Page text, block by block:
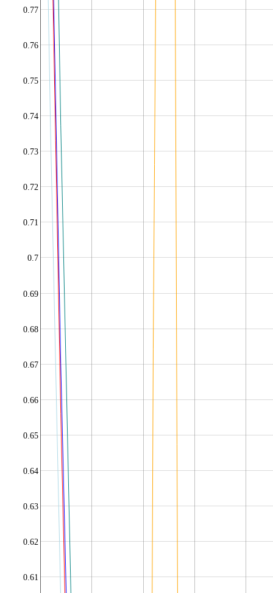
0.61
0.62
0.63
0.64
0.65
0.66
0.67
0.68
0.69
0.7
0.71
0.72
0.73
0.74
0.75
0.76
0.77